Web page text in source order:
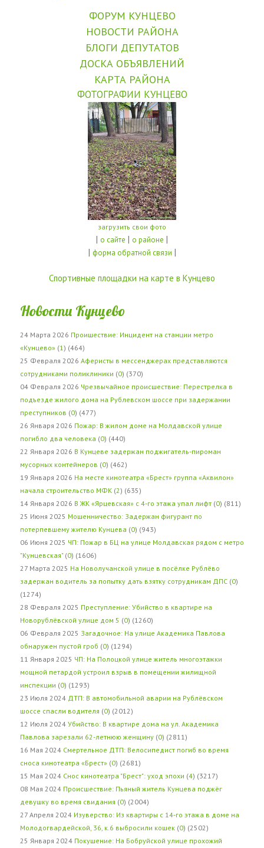
ФОРУМ КУНЦЕВО
НОВОСТИ РАЙОНА
БЛОГИ ДЕПУТАТОВ
ДОСКА ОБЪЯВЛЕНИЙ
КАРТА РАЙОНА
ФОТОГРАФИИ КУНЦЕВО
загрузить свои фото
| о сайте | о районе |
| форма обратной связи |
Спортивные площадки на карте в Кунцево
Новости Кунцево
24 Марта 2026 Проишествие: Инцидент на станции метро
«Кунцево» (1 ) (464)
25 Февраля 2026 Аферисты в мессенджерах представляются
сотрудниками поликлиники (0) (370)
04 Февраля 2026 Чрезвычайное происшествие: Перестрелка в
подъезде жилого дома на Рублевском шоссе при задержании
преступников (0) (477)
26 Января 2026 Пожар: В жилом доме на Молдавской улице
погибло два человека (0) (440)
22 Января 2026 В Кунцеве задержан поджигатель-пироман
мусорных контейнеров (0) (462)
19 Января 2026 На месте кинотеатра «Брест» группа «Аквилон»
начала строительство МФК (2) (635)
14 Января 2026 В ЖК «Ярцевская» с 4-го этажа упал лифт (0) (811)
25 Июня 2025 Мошенничество: Задержан фигурант по
потерпевшему жителю Кунцева (0) (943)
06 Июня 2025 ЧП: Пожар в БЦ на улице Молдавская рядом с метро
"Кунцевская" (0) (1606)
27 Марта 2025 На Новолучанской улице в посёлке Рублёво
задержан водитель за попытку дать взятку сотрудникам ДПС (0)
(1274)
28 Февраля 2025 Преступление: Убийство в квартире на
Новорублёвской улице дом 5 (0) (1260)
06 Февраля 2025 Загадочное: На улице Академика Павлова
обнаружен пустой гроб (0) (1294)
11 Января 2025 ЧП: На Полоцкой улице житель многоэтажки
мощной петардой устроил взрыв в помещении жилищной
инспекции (0) (1293)
23 Июля 2024 ДТП: В автомобильной аварии на Рублёвском
шоссе спасли водителя (0) (2012)
12 Июля 2024 Убийство: В квартире дома на ул. Академика
Павлова зарезали 62-летнюю женщину (0) (2811)
16 Мая 2024 Смертельное ДТП: Велосипедист погиб во время
сноса кинотеатра «Брест» (0) (2681)
15 Мая 2024 Снос кинотеатра "Брест": уход эпохи (4) (3217)
08 Мая 2024 Происшествие: Пьяный житель Кунцева поджёг
девушку во время свидания (0) (2004)
27 Апреля 2024 Изуверство: Из квартиры с 14-го этажа в доме на
Молодогвардейской, 36, к.6 выбросили кошек (0) (2502)
25 Января 2024 Покушение: На Бобруйской улице прохожий